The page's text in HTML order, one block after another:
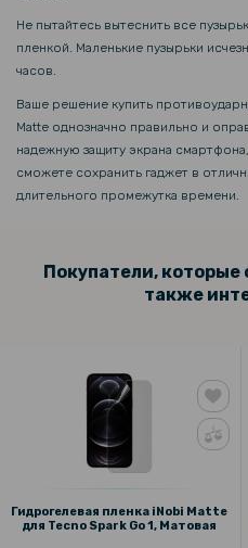
Не пытайтесь вытеснить все
пленкой. Маленькие пузырьки
часов.
Ваше решение купить
Matte однозначно правильно и
надежную защиту экрана
сможете сохранить гаджет в
длительного промежутка времени.
Покупатели, которые
также
Гидрогелевая пленка iNobi Matte
для Tecno Spark Go 1, Матовая